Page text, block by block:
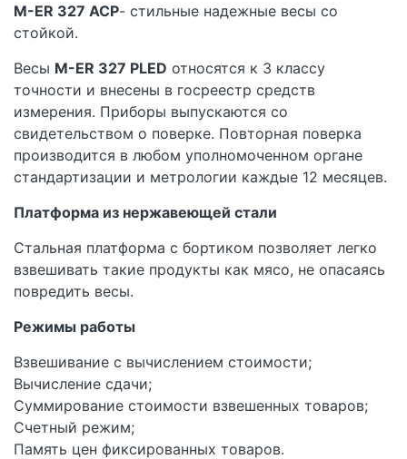
M-ER 327 ACP- стильные надежные весы со
стойкой.
Весы M-ER 327 PLED относятся к 3 классу
точности и внесены в госреестр средств
измерения. Приборы выпускаются со
свидетельством о поверке. Повторная поверка
производится в любом уполномоченном органе
стандартизации и метрологии каждые 12 месяцев.
Платформа из нержавеющей стали
Стальная платформа с бортиком позволяет легко
взвешивать такие продукты как мясо, не опасаясь
повредить весы.
Режимы работы
Взвешивание с вычислением стоимости;
Вычисление сдачи;
Суммирование стоимости взвешенных товаров;
Счетный режим;
Память цен фиксированных товаров.